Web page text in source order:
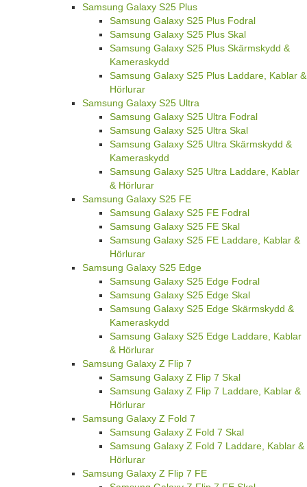
Samsung Galaxy S25 Plus
Samsung Galaxy S25 Plus Fodral
Samsung Galaxy S25 Plus Skal
Samsung Galaxy S25 Plus Skärmskydd &
Kameraskydd
Samsung Galaxy S25 Plus Laddare, Kablar &
Hörlurar
Samsung Galaxy S25 Ultra
Samsung Galaxy S25 Ultra Fodral
Samsung Galaxy S25 Ultra Skal
Samsung Galaxy S25 Ultra Skärmskydd &
Kameraskydd
Samsung Galaxy S25 Ultra Laddare, Kablar
& Hörlurar
Samsung Galaxy S25 FE
Samsung Galaxy S25 FE Fodral
Samsung Galaxy S25 FE Skal
Samsung Galaxy S25 FE Laddare, Kablar &
Hörlurar
Samsung Galaxy S25 Edge
Samsung Galaxy S25 Edge Fodral
Samsung Galaxy S25 Edge Skal
Samsung Galaxy S25 Edge Skärmskydd &
Kameraskydd
Samsung Galaxy S25 Edge Laddare, Kablar
& Hörlurar
Samsung Galaxy Z Flip 7
Samsung Galaxy Z Flip 7 Skal
Samsung Galaxy Z Flip 7 Laddare, Kablar &
Hörlurar
Samsung Galaxy Z Fold 7
Samsung Galaxy Z Fold 7 Skal
Samsung Galaxy Z Fold 7 Laddare, Kablar &
Hörlurar
Samsung Galaxy Z Flip 7 FE